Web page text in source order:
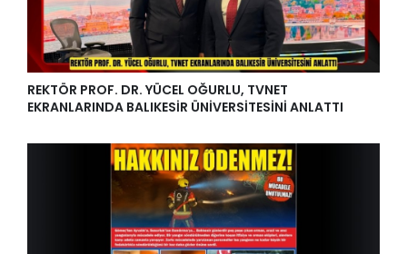
REKTÖR PROF. DR. YÜCEL OĞURLU, TVNET
EKRANLARINDA BALIKESİR ÜNİVERSİTESİNİ ANLATTI